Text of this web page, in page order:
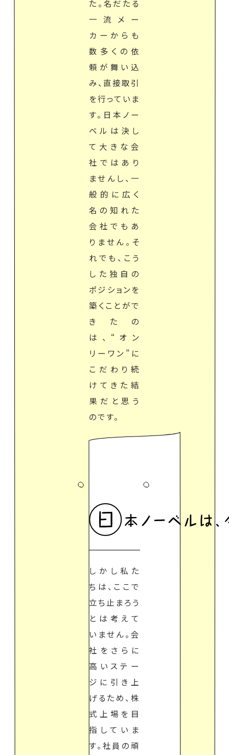
た。名だたる
一流メー
カーからも
数多くの依
頼が舞い込
み、直接取引
を行っていま
す。日本ノー
ベルは決し
て大きな会
社ではあり
ませんし、一
般的に広く
名の知れた
会社でもあ
りません。そ
れでも、こう
した独自の
ポジションを
築くことがで
きたの
は、“オン
リーワン”に
こだわり続
けてきた結
果だと思う
のです。
しかし私た
ちは、ここで
立ち止まろう
とは考えて
いません。会
社をさらに
高いステー
ジに引き上
げるため、株
式上場を目
指していま
す。社員の頑